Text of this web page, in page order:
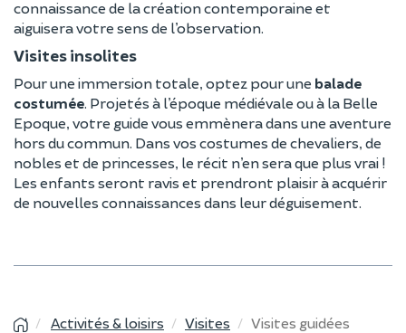
connaissance de la création contemporaine et
aiguisera votre sens de l’observation.
Visites insolites
Pour une immersion totale, optez pour une balade
costumée . Projetés à l’époque médiévale ou à la Belle
Epoque, votre guide vous emmènera dans une aventure
hors du commun. Dans vos costumes de chevaliers, de
nobles et de princesses, le récit n’en sera que plus vrai !
Les enfants seront ravis et prendront plaisir à acquérir
de nouvelles connaissances dans leur déguisement.
Activités & loisirs Visites Visites guidées